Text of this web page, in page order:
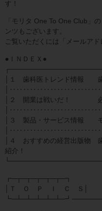
す！
「モリタ One To One Club」
ンツもございます。
ご覧いただくには「メールア
●ＩＮＤＥＸ●
│１ 歯科医トレンド情報 歯
│２ 開業は戦いだ！ 必ず
│３ 製品・サービス情報 モ
│４ おすすめの経営出版物
紹介！
┏─┬─┬─┬─┬─┬─┓
│Ｔ Ｏ Ｐ Ｉ Ｃ Ｓ│